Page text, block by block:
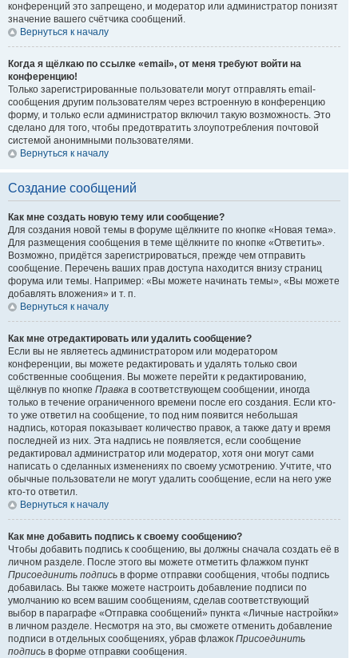
конференций это запрещено, и модератор или администратор понизят
значение вашего счётчика сообщений.
Вернуться к началу
Когда я щёлкаю по ссылке «email», от меня требуют войти на
конференцию!
Только зарегистрированные пользователи могут отправлять email-
сообщения другим пользователям через встроенную в конференцию
форму, и только если администратор включил такую возможность. Это
сделано для того, чтобы предотвратить злоупотребления почтовой
системой анонимными пользователями.
Вернуться к началу
Создание сообщений
Как мне создать новую тему или сообщение?
Для создания новой темы в форуме щёлкните по кнопке «Новая тема».
Для размещения сообщения в теме щёлкните по кнопке «Ответить».
Возможно, придётся зарегистрироваться, прежде чем отправить
сообщение. Перечень ваших прав доступа находится внизу страниц
форума или темы. Например: «Вы можете начинать темы», «Вы можете
добавлять вложения» и т. п.
Вернуться к началу
Как мне отредактировать или удалить сообщение?
Если вы не являетесь администратором или модератором
конференции, вы можете редактировать и удалять только свои
собственные сообщения. Вы можете перейти к редактированию,
щёлкнув по кнопке Правка в соответствующем сообщении, иногда
только в течение ограниченного времени после его создания. Если кто-
то уже ответил на сообщение, то под ним появится небольшая
надпись, которая показывает количество правок, а также дату и время
последней из них. Эта надпись не появляется, если сообщение
редактировал администратор или модератор, хотя они могут сами
написать о сделанных изменениях по своему усмотрению. Учтите, что
обычные пользователи не могут удалить сообщение, если на него уже
кто-то ответил.
Вернуться к началу
Как мне добавить подпись к своему сообщению?
Чтобы добавить подпись к сообщению, вы должны сначала создать её в
личном разделе. После этого вы можете отметить флажком пункт
Присоединить подпись в форме отправки сообщения, чтобы подпись
добавилась. Вы также можете настроить добавление подписи по
умолчанию ко всем вашим сообщениям, сделав соответствующий
выбор в параграфе «Отправка сообщений» пункта «Личные настройки»
в личном разделе. Несмотря на это, вы сможете отменить добавление
подписи в отдельных сообщениях, убрав флажок Присоединить
подпись в форме отправки сообщения.